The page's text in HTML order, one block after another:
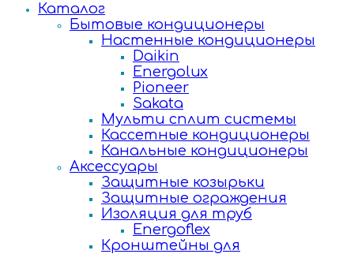
Каталог
Бытовые кондиционеры
Настенные кондиционеры
Daikin
Energolux
Pioneer
Sakata
Мульти сплит системы
Кассетные кондиционеры
Канальные кондиционеры
Аксессуары
Защитные козырьки
Защитные ограждения
Изоляция для труб
Energoflex
Кронштейны для